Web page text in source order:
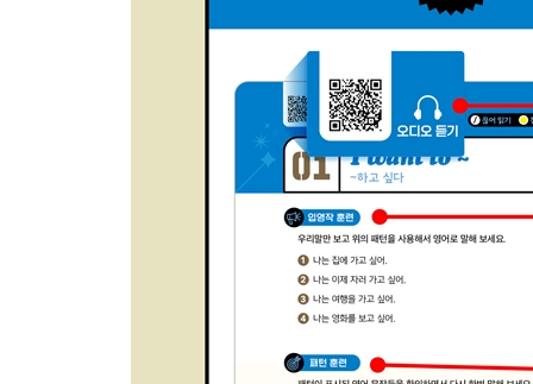
3. Fights between Couples 부부싸움
4. Feeling under the Weather 컨디션 난조
5. Group Chats 단톡방
6. Lunch Menu 점심 식사 메뉴
7. Noise Complaints 층간소음
9. Driver’s License 운전면허
11. Energy Boost 삶의 활력소
12. Streaming Platforms 스트리밍 플랫폼
13. Children’s Day 어린이날